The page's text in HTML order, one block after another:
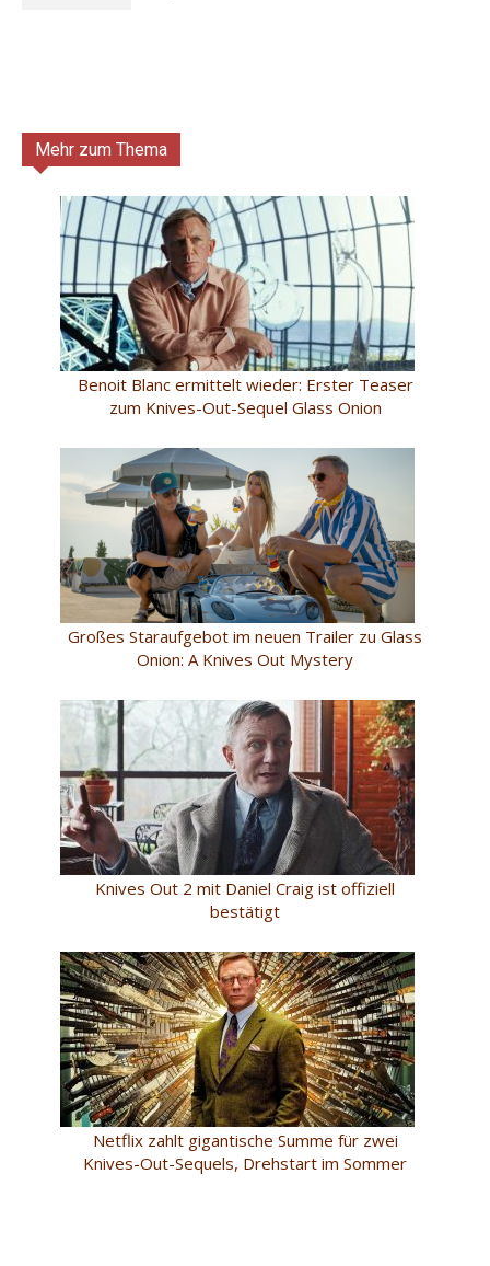
Mehr zum Thema
Benoit Blanc ermittelt wieder: Erster Teaser
zum Knives-Out-Sequel Glass Onion
Großes Staraufgebot im neuen Trailer zu Glass
Onion: A Knives Out Mystery
Knives Out 2 mit Daniel Craig ist offiziell
bestätigt
Netflix zahlt gigantische Summe für zwei
Knives-Out-Sequels, Drehstart im Sommer